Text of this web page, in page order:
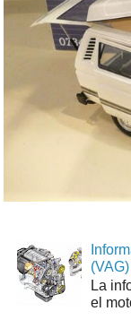
(VAG)
La
el